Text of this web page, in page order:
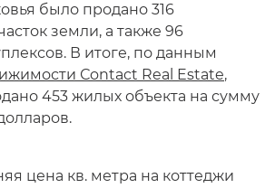
было продано 316
земли, а также 96
В итоге, по данным
Сontact Real Estate,
453 жилых объекта на сумму
цена кв. метра на коттеджи